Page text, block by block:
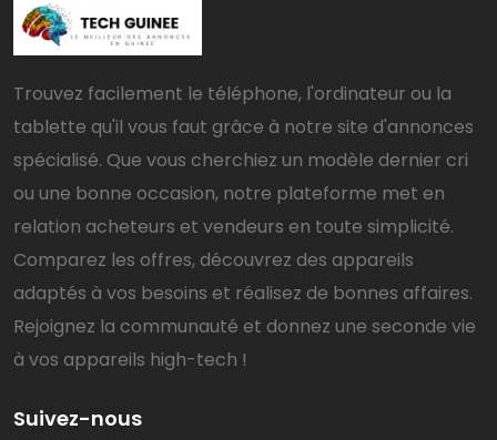
Trouvez facilement le téléphone, l'ordinateur ou la
tablette qu'il vous faut grâce à notre site d'annonces
spécialisé. Que vous cherchiez un modèle dernier cri
ou une bonne occasion, notre plateforme met en
relation acheteurs et vendeurs en toute simplicité.
Comparez les offres, découvrez des appareils
adaptés à vos besoins et réalisez de bonnes affaires.
Rejoignez la communauté et donnez une seconde vie
à vos appareils high-tech !
Suivez-nous